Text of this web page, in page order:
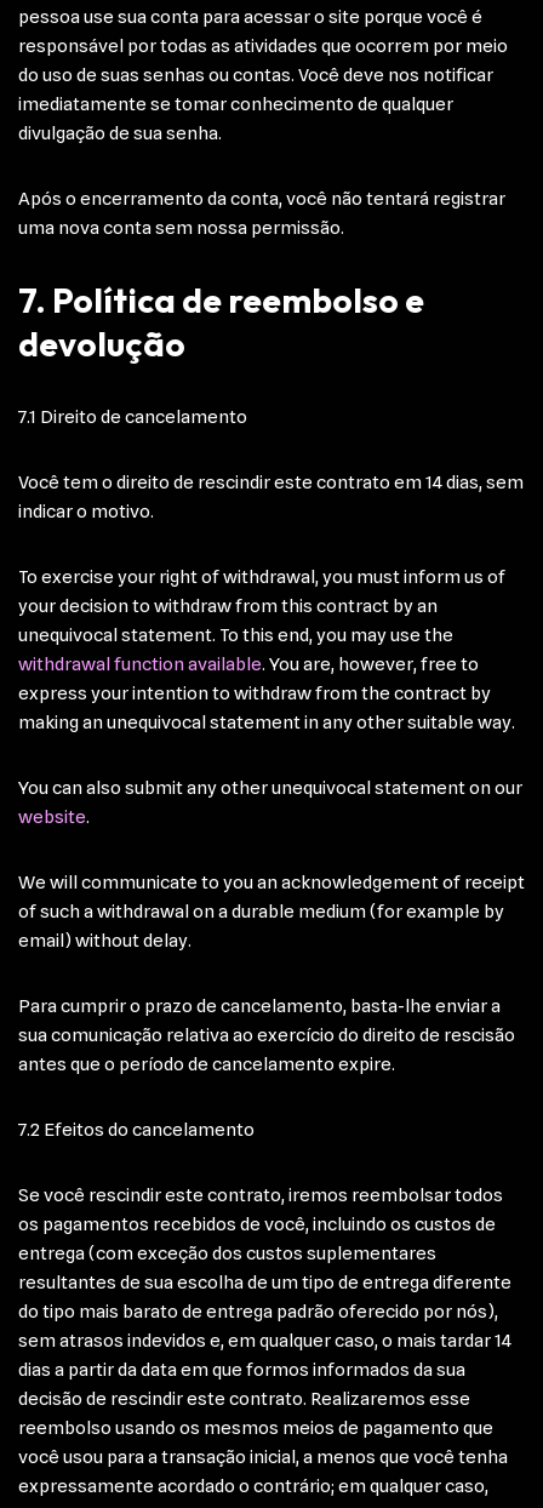
pessoa use sua conta para acessar o site porque você é
responsável por todas as atividades que ocorrem por meio
do uso de suas senhas ou contas. Você deve nos notificar
imediatamente se tomar conhecimento de qualquer
divulgação de sua senha.
Após o encerramento da conta, você não tentará registrar
uma nova conta sem nossa permissão.
7. Política de reembolso e
devolução
7.1 Direito de cancelamento
Você tem o direito de rescindir este contrato em 14 dias, sem
indicar o motivo.
To exercise your right of withdrawal, you must inform us of
your decision to withdraw from this contract by an
unequivocal statement. To this end, you may use the
withdrawal function available. You are, however, free to
express your intention to withdraw from the contract by
making an unequivocal statement in any other suitable way.
You can also submit any other unequivocal statement on our
website.
We will communicate to you an acknowledgement of receipt
of such a withdrawal on a durable medium (for example by
email) without delay.
Para cumprir o prazo de cancelamento, basta-lhe enviar a
sua comunicação relativa ao exercício do direito de rescisão
antes que o período de cancelamento expire.
7.2 Efeitos do cancelamento
Se você rescindir este contrato, iremos reembolsar todos
os pagamentos recebidos de você, incluindo os custos de
entrega (com exceção dos custos suplementares
resultantes de sua escolha de um tipo de entrega diferente
do tipo mais barato de entrega padrão oferecido por nós),
sem atrasos indevidos e, em qualquer caso, o mais tardar 14
dias a partir da data em que formos informados da sua
decisão de rescindir este contrato. Realizaremos esse
reembolso usando os mesmos meios de pagamento que
você usou para a transação inicial, a menos que você tenha
expressamente acordado o contrário; em qualquer caso,